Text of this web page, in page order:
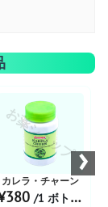
ース
お薬ショップ
カレラ・チャーン
/1 ボトル あたり
›